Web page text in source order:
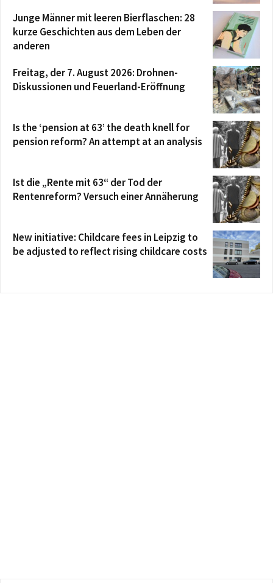
Junge Männer mit leeren Bierflaschen: 28
kurze Geschichten aus dem Leben der
anderen
Freitag, der 7. August 2026: Drohnen-
Diskussionen und Feuerland-Eröffnung
Is the ‘pension at 63’ the death knell for
pension reform? An attempt at an analysis
Ist die „Rente mit 63“ der Tod der
Rentenreform? Versuch einer Annäherung
New initiative: Childcare fees in Leipzig to
be adjusted to reflect rising childcare costs